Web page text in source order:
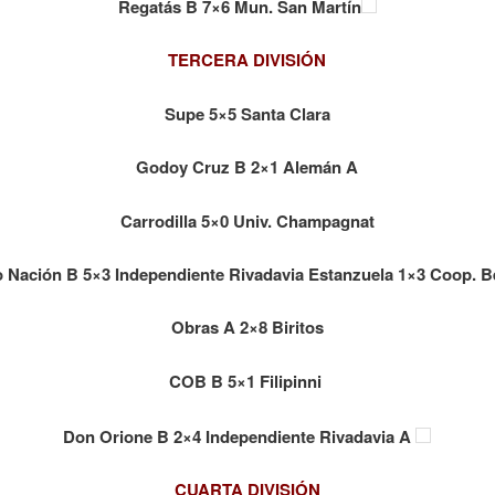
Regatás B 7×6 Mun. San Martín
TERCERA DIVISIÓN
Supe 5×5 Santa Clara
Godoy Cruz B 2×1 Alemán A
Carrodilla 5×0 Univ. Champagnat
Nación B 5×3 Independiente Rivadavia Estanzuela 1×3 Coop.
Obras A 2×8 Biritos
COB B 5×1 Filipinni
Don Orione B 2×4 Independiente Rivadavia A
CUARTA DIVISIÓN